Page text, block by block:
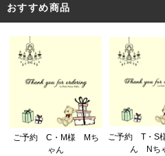
おすすめ商品
ご予約 C・M様 Mち
ゃん
ご予約 T・S
ん Nち